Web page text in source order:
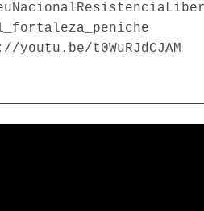
t0WuRJdCJAM